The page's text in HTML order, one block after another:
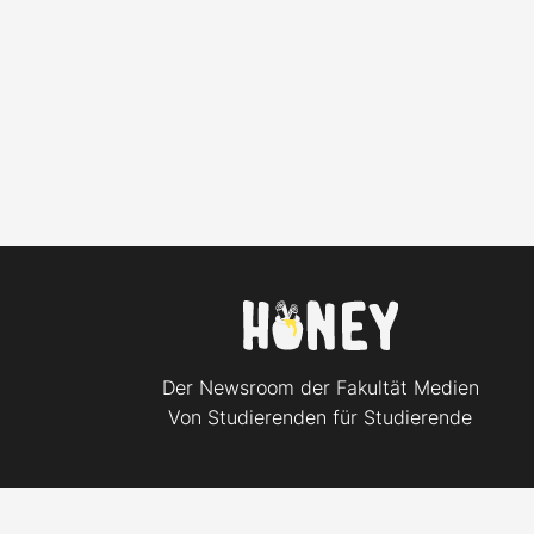
Der Newsroom der Fakultät Medien
Von Studierenden für Studierende